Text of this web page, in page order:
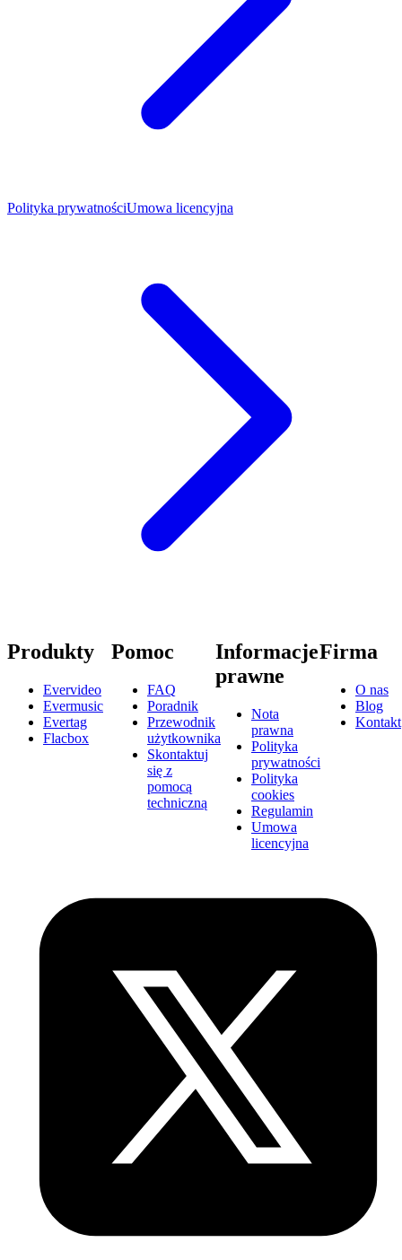
Polityka prywatnościUmowa licencyjna
Produkty
Evervideo
Evermusic
Evertag
Flacbox
Pomoc
FAQ
Poradnik
Przewodnik
użytkownika
Skontaktuj
się z
pomocą
techniczną
Informacje
prawne
Nota
prawna
Polityka
prywatności
Polityka
cookies
Regulamin
Umowa
licencyjna
Firma
O nas
Blog
Kontakt